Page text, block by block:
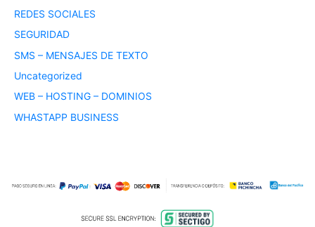
REDES SOCIALES
SEGURIDAD
SMS – MENSAJES DE TEXTO
Uncategorized
WEB – HOSTING – DOMINIOS
WHASTAPP BUSINESS